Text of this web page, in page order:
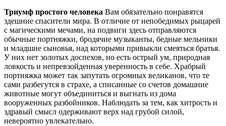
Триумф простого человека Вам обязательно понравятся
здешние спасители мира. В отличие от непобедимых рыцарей
с магическими мечами, на подвиги здесь отправляются
обычные портняжки, бродячие музыканты, бедные мельники
и младшие сыновья, над которыми привыкли смеяться братья.
У них нет золотых доспехов, но есть острый ум, природная
ловкость и непревзойденная уверенность в себе. Храбрый
портняжка может так запутать огромных великанов, что те
сами разбегутся в страхе, а списанные со счетов домашние
животные могут объединиться и выгнать из дома
вооруженных разбойников. Наблюдать за тем, как хитрость и
здравый смысл одерживают верх над грубой силой,
невероятно увлекательно.